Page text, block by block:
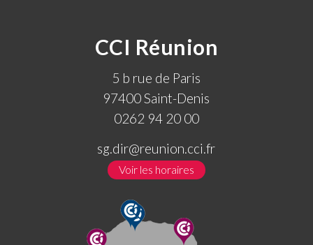
CCI Réunion
5 b rue de Paris
97400 Saint-Denis
0262 94 20 00
sg.dir@reunion.cci.fr
Voir les horaires